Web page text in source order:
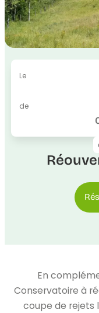
Le
de
En
Conservatoire à
coupe de rejets